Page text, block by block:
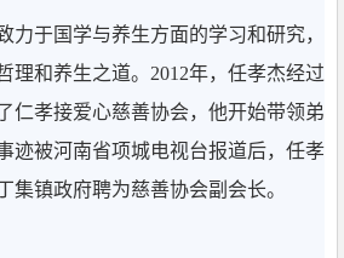
力于国学与养生方面的学习和研究，
理和养生之道。2012年，任孝杰经过
仁孝接爱心慈善协会，他开始带领弟
迹被河南省项城电视台报道后，任孝
集镇政府聘为慈善协会副会长。